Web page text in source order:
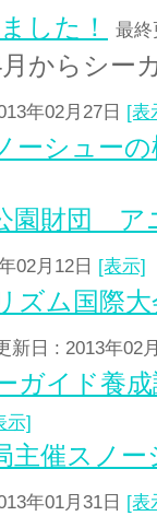
した！
最
月からシ
年02月27日 [表
ーシュー
園財団 ア
02月12日 [表示]
ズム国際
新日 : 2013年02
ガイド養
示]
主催スノ
年01月31日 [表